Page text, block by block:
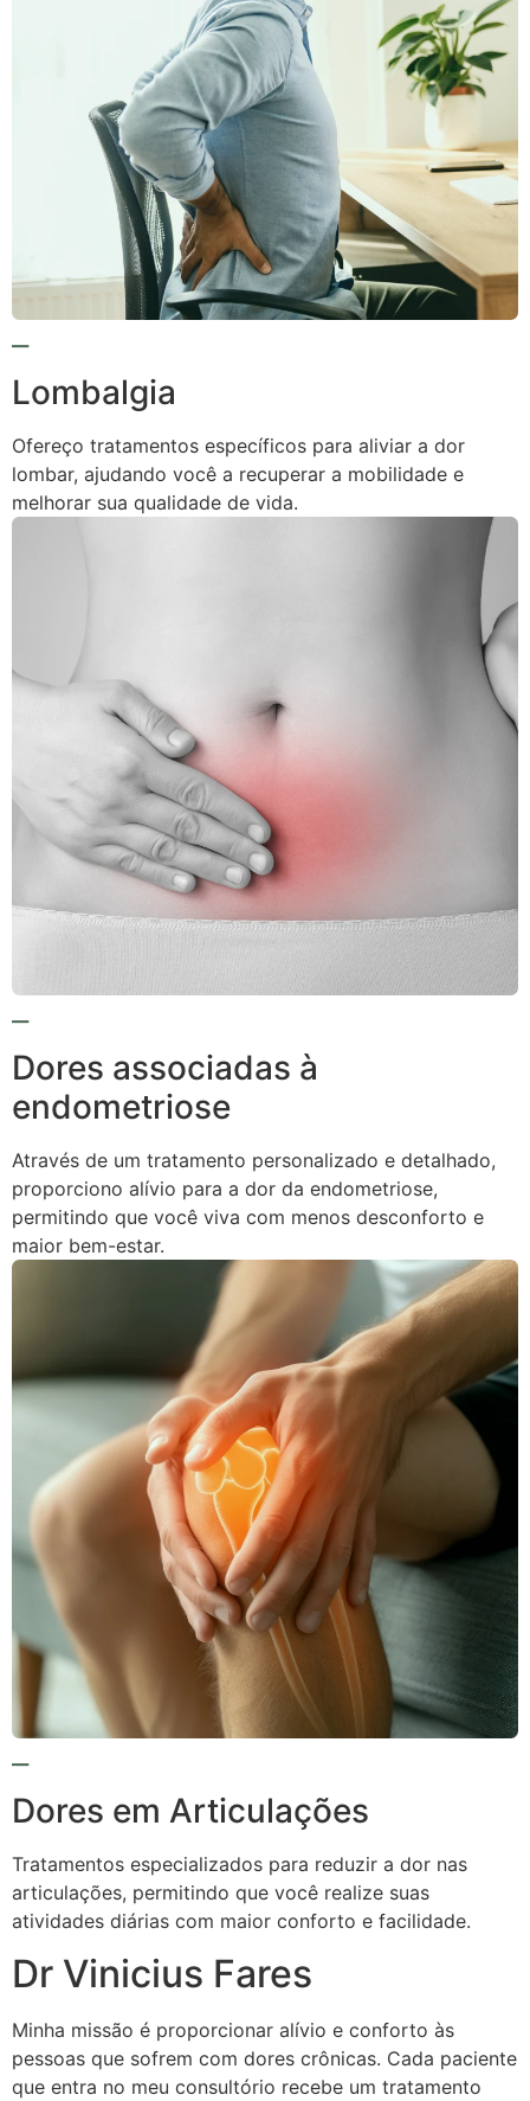
Lombalgia
Ofereço tratamentos específicos para aliviar a dor
lombar, ajudando você a recuperar a mobilidade e
melhorar sua qualidade de vida.
Dores associadas à
endometriose
Através de um tratamento personalizado e detalhado,
proporciono alívio para a dor da endometriose,
permitindo que você viva com menos desconforto e
maior bem-estar.
Dores em Articulações
Tratamentos especializados para reduzir a dor nas
articulações, permitindo que você realize suas
atividades diárias com maior conforto e facilidade.
Dr Vinicius Fares
Minha missão é proporcionar alívio e conforto às
pessoas que sofrem com dores crônicas. Cada paciente
que entra no meu consultório recebe um tratamento